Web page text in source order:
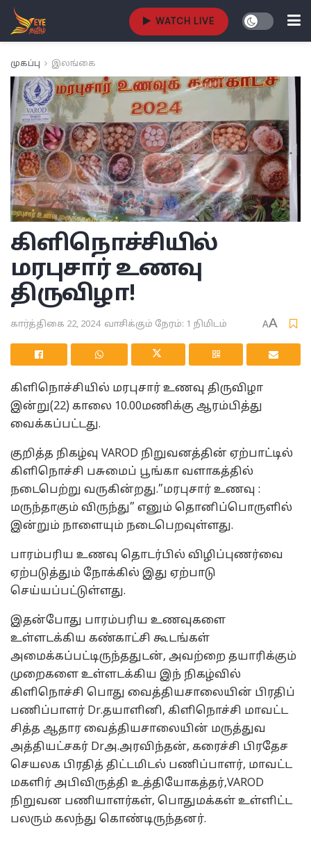
WATCH LIVE
முகப்பு இலங்கை
கிளிநொச்சியில்
மரபுசார் உணவு
திருவிழா!
கார்த்திகை 22, 2024 வாசிக்கும் நேரம்: 1 நிமிடம் AA
கிளிநொச்சியில் மரபுசார் உணவு திருவிழா
இன்று(22) காலை 10.00மணிக்கு ஆரம்பித்து
வைக்கப்பட்டது.
குறித்த நிகழ்வு VAROD நிறுவனத்தின் ஏற்பாட்டில்
கிளிநொச்சி பசுமைப் பூங்கா வளாகத்தில்
நடைபெற்று வருகின்றது.”மரபுசார் உணவு :
மருந்தாகும் விருந்து” எனும் தொனிப்பொருளில்
இன்றும் நாளையும் நடைபெறவுள்ளது.
பாரம்பரிய உணவு தொடர்பில் விழிப்புணர்வை
ஏற்படுத்தும் நோக்கில் இது ஏற்பாடு
செய்யப்பட்டுள்ளது.
இதன்போது பாரம்பரிய உணவுகளை
உள்ளடக்கிய கண்காட்சி கூடங்கள்
அமைக்கப்பட்டிருந்ததுடன், அவற்றை தயாரிக்கும்
முறைகளை உள்ளடக்கிய இந் நிகழ்வில்
கிளிநொச்சி பொது வைத்தியசாலையின் பிரதிப்
பணிப்பாளர் Dr.தயாளினி, கிளிநொச்சி மாவட்ட
சித்த ஆதார வைத்தியசாலையின் மருத்துவ
அத்தியட்சகர் Drஅ.அரவிந்தன், கரைச்சி பிரதேச
செயலக பிரதித் திட்டமிடல் பணிப்பாளர், மாவட்ட
மகளிர் அபிவிருத்தி உத்தியோகத்தர்,VAROD
நிறுவன பணியாளர்கள், பொதுமக்கள் உள்ளிட்ட
பலரும் கலந்து கொண்டிருந்தனர்.